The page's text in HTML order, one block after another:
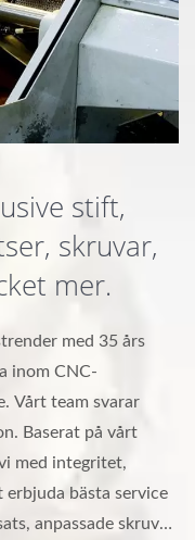
stift,
skruvar,
mer.
med 35 års
inom CNC-
Vårt team svarar
Baserat på vårt
med integritet,
bästa service
anpassade skruvar